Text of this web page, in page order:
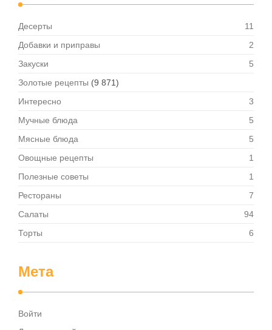
Десерты
11
Добавки и приправы
2
Закуски
5
Золотые рецепты (9 871)
Интересно
3
Мучные блюда
5
Мясные блюда
5
Овощные рецепты
1
Полезные советы
1
Рестораны
7
Салаты
94
Торты
6
Мета
Войти